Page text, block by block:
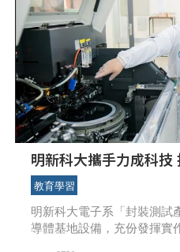
明新科大攜手力成科技
精英專班 實習即就業！
教育學習
明新科大電子系「封裝測試
導體基地設備，充份發揮實